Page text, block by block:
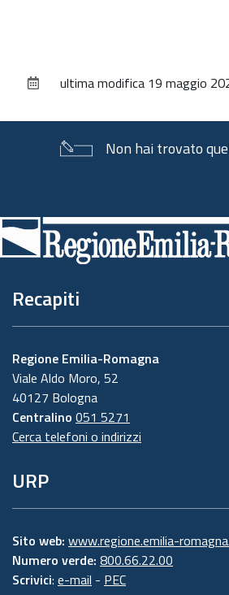
documentoultima modifica 19 maggio
Non hai trovato
di
pagina
Recapiti
Regione Emilia-Romagna
Viale Aldo Moro, 52
40127 Bologna
Centralino 051 5271
Cerca telefoni o indirizzi
URP
Sito web: www.regione.emilia-
Numero verde: 800.66.22.00
Scrivici: e-mail - PEC